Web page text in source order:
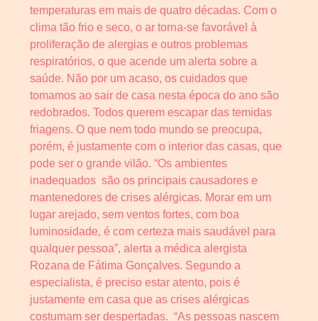
temperaturas em mais de quatro décadas. Com o
clima tão frio e seco, o ar torna-se favorável à
proliferação de alergias e outros problemas
respiratórios, o que acende um alerta sobre a
saúde. Não por um acaso, os cuidados que
tomamos ao sair de casa nesta época do ano são
redobrados. Todos querem escapar das temidas
friagens. O que nem todo mundo se preocupa,
porém, é justamente com o interior das casas, que
pode ser o grande vilão. “Os ambientes
inadequados são os principais causadores e
mantenedores de crises alérgicas. Morar em um
lugar arejado, sem ventos fortes, com boa
luminosidade, é com certeza mais saudável para
qualquer pessoa”, alerta a médica alergista
Rozana de Fátima Gonçalves. Segundo a
especialista, é preciso estar atento, pois é
justamente em casa que as crises alérgicas
costumam ser despertadas. “As pessoas nascem